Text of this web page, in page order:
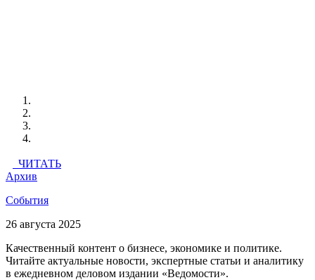
ЧИТАТЬ
Архив
События
26 августа 2025
Качественный контент о бизнесе, экономике и политике.
Читайте актуальные новости, экспертные статьи и аналитику
в ежедневном деловом издании «Ведомости».